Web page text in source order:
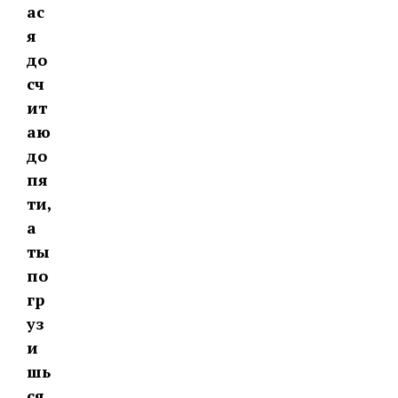
ас
я
до
сч
ит
аю
до
пя
ти,
а
ты
по
гр
уз
и
шь